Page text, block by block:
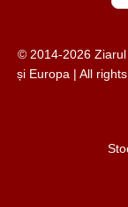
© 2014-2026
și Europa | All